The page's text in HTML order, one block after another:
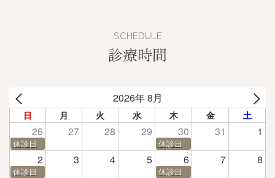
SCHEDULE
診療時間
2026年 8月
日 月 火 水 木 金 土
26 27 28 29 30 31 1
休診日 休診日
2 3 4 5 6 7 8
休診日 休診日